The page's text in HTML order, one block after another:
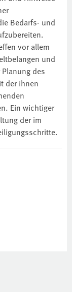
Bedarfs- und
vor allem
und
des
der ihnen
Ein wichtiger
der im